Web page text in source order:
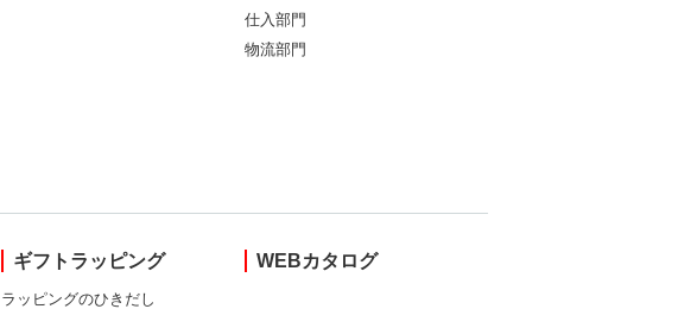
仕入部門
物流部門
ギフトラッピング
ラッピングのひきだし
WEBカタログ